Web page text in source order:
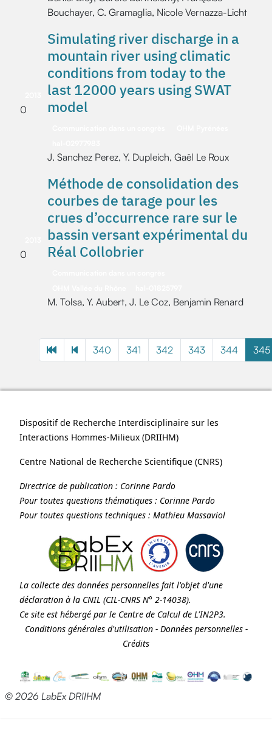
Bouchayer, C. Gramaglia, Nicole Vernazza-Licht
0
Simulating river discharge in a
mountain river using climatic
conditions from today to the
last 12000 years using SWAT
model
J. Sanchez Perez, Y. Dupleich, Gaël Le Roux
0
Méthode de consolidation des
courbes de tarage pour les
crues d’occurrence rare sur le
bassin versant expérimental du
Réal Collobrier
M. Tolsa, Y. Aubert, J. Le Coz, Benjamin Renard
340 341 342 343 344 345
Dispositif de Recherche Interdisciplinaire sur les
Interactions Hommes-Milieux (DRIIHM)
Centre National de Recherche Scientifique (CNRS)
Directrice de publication : Corinne Pardo
Pour toutes questions thématiques : Corinne Pardo
Pour toutes questions techniques : Mathieu Massaviol
La collecte des données personnelles fait l'objet d'une
déclaration à la CNIL (CIL-CNRS N° 2-14038).
Ce site est hébergé par le Centre de Calcul de L'IN2P3.
Conditions générales d'utilisation- Données personnelles-
Crédits
© 2026 LabEx DRIIHM